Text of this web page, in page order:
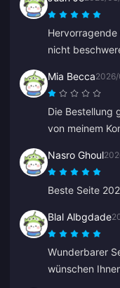
nicht
Mia Becca
Die Bestellung
von meinem
Bestätigung
nicht geholfen,
plötzlich
Nasro Ghoul
Beste Seite
Blal Albgdade
Wunderbarer
wünschen